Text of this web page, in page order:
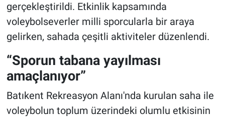
gerçekleştirildi. Etkinlik kapsamında
voleybolseverler milli sporcularla bir araya
gelirken, sahada çeşitli aktiviteler düzenlendi.
“Sporun tabana yayılması
amaçlanıyor”
Batıkent Rekreasyon Alanı'nda kurulan saha ile
voleybolun toplum üzerindeki olumlu etkisinin